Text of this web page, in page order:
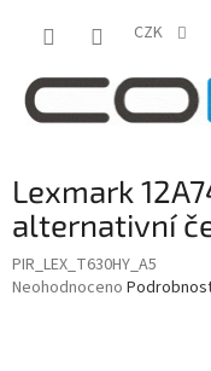
CZK
Lexmark
alternativní
PIR_LEX_T630HY_A5
Průměrné
Neohodnoceno